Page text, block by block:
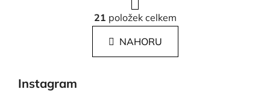
O
v
l
á
d
r
á
n
k
21 položek celkem
NAHORU
Instagram